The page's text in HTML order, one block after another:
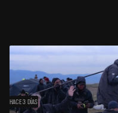
HACE 3 DÍAS